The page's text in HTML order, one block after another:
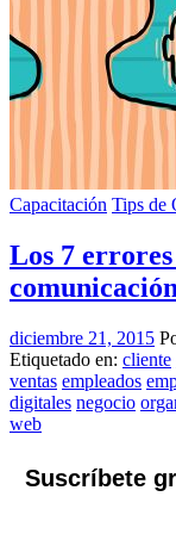
Capacitación Tips de
Los 7
diciembre 21, 2015
Etiquetado en: cliente
ventas empleados
digitales negocio
web
Suscríbete